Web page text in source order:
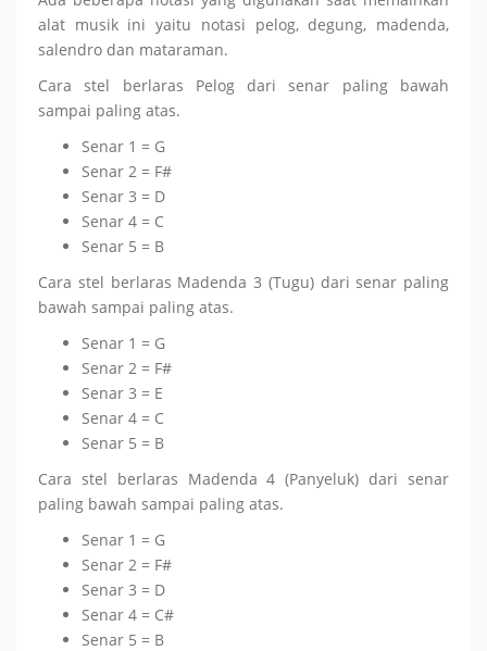
alat musik ini yaitu notasi pelog, degung, madenda,
salendro dan mataraman.
Cara stel berlaras Pelog dari senar paling bawah
sampai paling atas.
Senar 1 = G
Senar 2 = F#
Senar 3 = D
Senar 4 = C
Senar 5 = B
Cara stel berlaras Madenda 3 (Tugu) dari senar paling
bawah sampai paling atas.
Senar 1 = G
Senar 2 = F#
Senar 3 = E
Senar 4 = C
Senar 5 = B
Cara stel berlaras Madenda 4 (Panyeluk) dari senar
paling bawah sampai paling atas.
Senar 1 = G
Senar 2 = F#
Senar 3 = D
Senar 4 = C#
Senar 5 = B